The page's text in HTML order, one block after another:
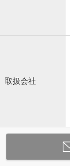
取扱会社